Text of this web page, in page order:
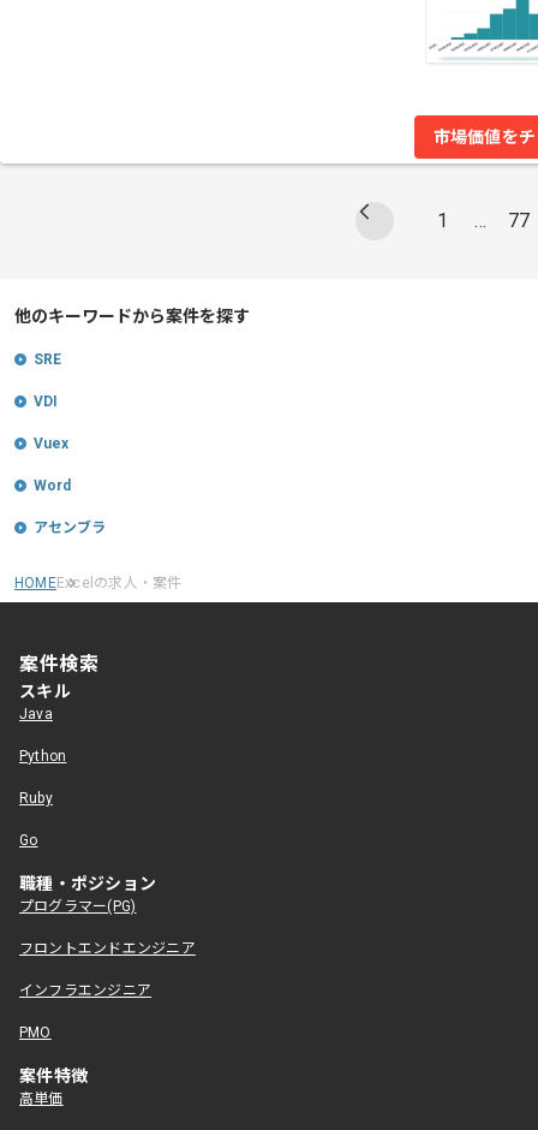
市場価値を
1 … 77
他のキーワードから案件を探す
SRE
VDI
Vuex
Word
アセンブラ
HOMEExcelの求人・案件
案件検索
スキル
Java
Python
Ruby
Go
職種・ポジション
プログラマー(PG)
フロントエンドエンジニア
インフラエンジニア
PMO
案件特徴
高単価